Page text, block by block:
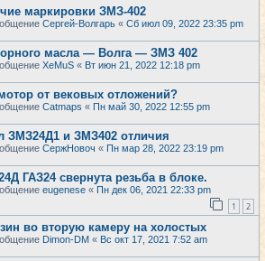
маркировки ЗМЗ-402
Сергей-Волгарь « Сб июл 09, 2022 23:35 pm
масла — Волга — ЗМЗ 402
XeMuS « Вт июн 21, 2022 12:18 pm
от вековых отложений?
Catmaps « Пн май 30, 2022 12:55 pm
ЗМЗ24Д1 и ЗМЗ402 отличия
СержНовоч « Пн мар 28, 2022 23:19 pm
ГАЗ24 свернута резьба в блоке.
eugenese « Пн дек 06, 2021 22:33 pm
1 2
во вторую камеру на холостых
Dimon-DM « Вс окт 17, 2021 7:52 am